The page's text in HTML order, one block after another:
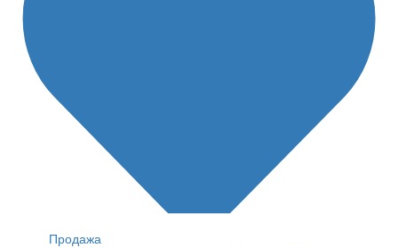
Продажа